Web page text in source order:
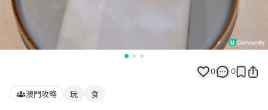
0 0
澳門攻略 玩 食